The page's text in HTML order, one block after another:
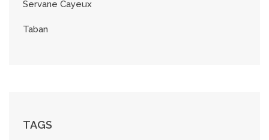
Servane Cayeux
Taban
TAGS